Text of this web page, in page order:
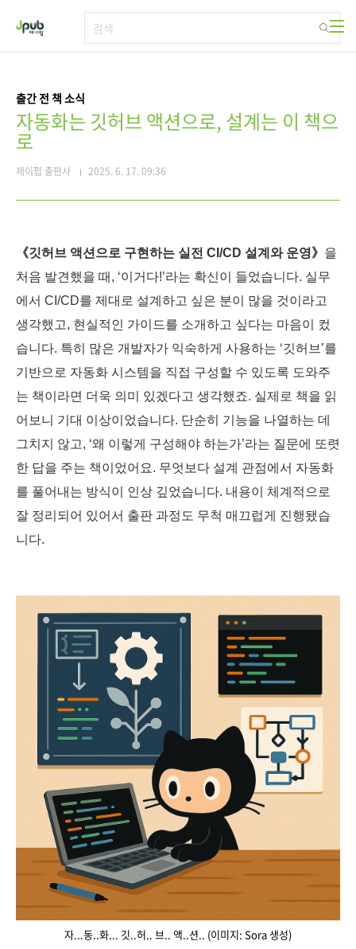
출간 전 책 소식
자동화는 깃허브 액션으로, 설계는 이 책으
로
제이펍 출판사 2025. 6. 17. 09:36
《깃허브 액션으로 구현하는 실전 CI/CD 설계와 운영》 을
처음 발견했을 때, ‘이거다!’라는 확신이 들었습니다. 실무
에서 CI/CD를 제대로 설계하고 싶은 분이 많을 것이라고
생각했고, 현실적인 가이드를 소개하고 싶다는 마음이 컸
습니다. 특히 많은 개발자가 익숙하게 사용하는 ‘깃허브’를
기반으로 자동화 시스템을 직접 구성할 수 있도록 도와주
는 책이라면 더욱 의미 있겠다고 생각했죠. 실제로 책을 읽
어보니 기대 이상이었습니다. 단순히 기능을 나열하는 데
그치지 않고, ‘왜 이렇게 구성해야 하는가’라는 질문에 또렷
한 답을 주는 책이었어요. 무엇보다 설계 관점에서 자동화
를 풀어내는 방식이 인상 깊었습니다. 내용이 체계적으로
잘 정리되어 있어서 출판 과정도 무척 매끄럽게 진행됐습
니다.
자...동..화... 깃..허.. 브.. 액..션.. (이미지: Sora 생성)